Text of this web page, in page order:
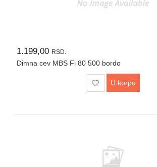
1.199,00 RSD.
Dimna cev MBS Fi 80 500 bordo
U korpu